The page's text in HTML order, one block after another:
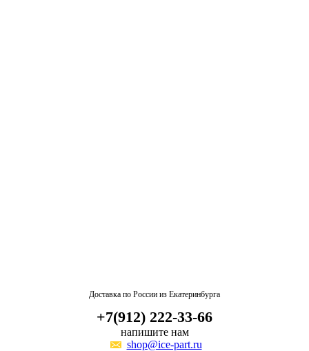
Доставка по России из Екатеринбурга
+7(912) 222-33-66
напишите нам
shop@ice-part.ru